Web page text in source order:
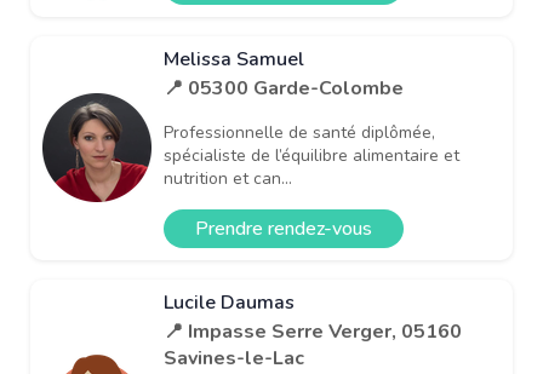
Melissa Samuel
📍 05300 Garde-Colombe
Professionnelle de santé diplômée,
spécialiste de l’équilibre alimentaire et
nutrition et can...
Prendre rendez-vous
Lucile Daumas
📍 Impasse Serre Verger, 05160
Savines-le-Lac